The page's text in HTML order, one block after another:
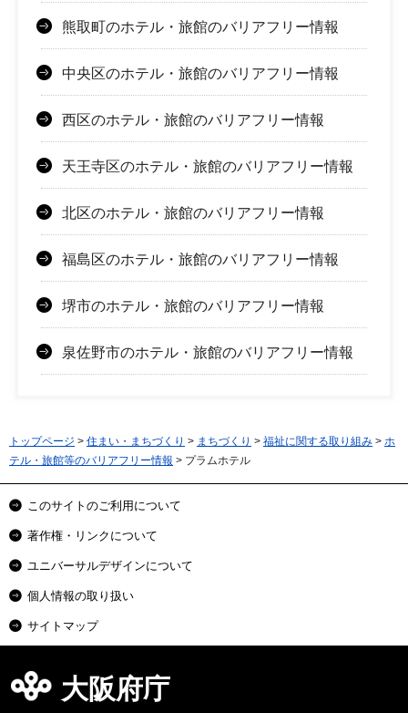
熊取町のホテル・旅館のバリアフリー情報
中央区のホテル・旅館のバリアフリー情報
西区のホテル・旅館のバリアフリー情報
天王寺区のホテル・旅館のバリアフリー情報
北区のホテル・旅館のバリアフリー情報
福島区のホテル・旅館のバリアフリー情報
堺市のホテル・旅館のバリアフリー情報
泉佐野市のホテル・旅館のバリアフリー情報
トップページ > 住まい・まちづくり > まちづくり > 福祉に関する取り組み > ホ
テル・旅館等のバリアフリー情報 > プラムホテル
このサイトのご利用について
著作権・リンクについて
ユニバーサルデザインについて
個人情報の取り扱い
サイトマップ
大阪府庁